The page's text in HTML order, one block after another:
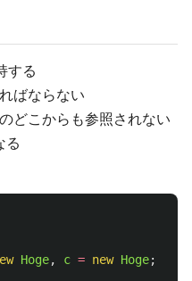
する
ばならない
どこからも参照されない
る
Hoge, c = new Hoge;